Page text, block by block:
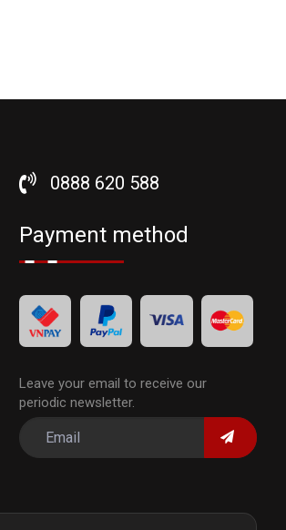
0888 620 588
Payment method
Leave your email to receive our
periodic newsletter.